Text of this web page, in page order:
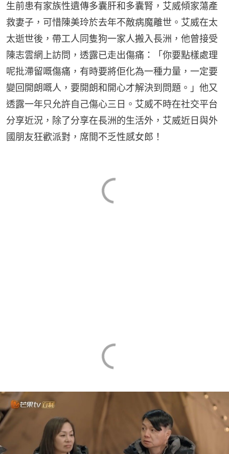
生前患有家族性遺傳多囊肝和多囊腎，艾威傾家蕩產
救妻子，可惜陳美玲於去年不敵病魔離世。艾威在太
太逝世後，帶工人同隻狗一家人搬入長洲，他曾接受
陳志雲網上訪問，透露已走出傷痛：「你要點樣處理
呢批滯留嘅傷痛，有時要將佢化為一種力量，一定要
變回開朗嘅人，要開朗和開心才解決到問題。」他又
透露一年只允許自己傷心三日。艾威不時在社交平台
分享近況，除了分享在長洲的生活外，艾威近日與外
國朋友狂歡派對，席間不乏性感女郎！